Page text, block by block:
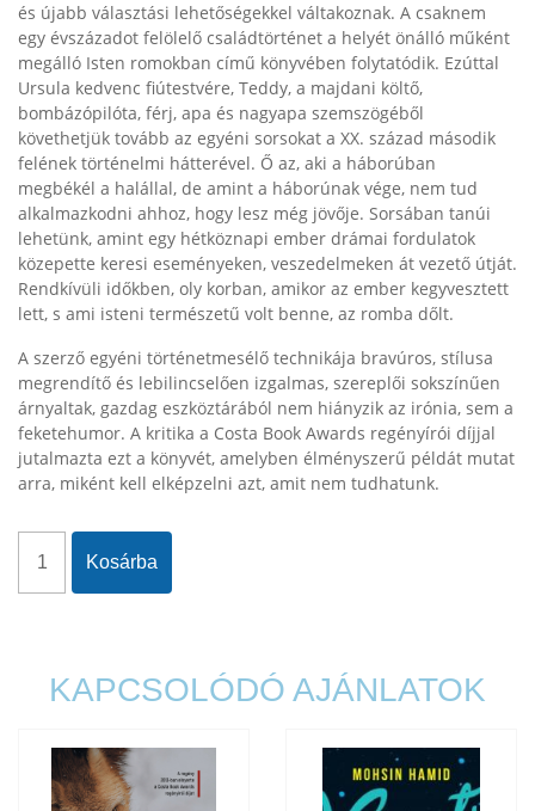
és újabb választási lehetőségekkel váltakoznak. A csaknem
egy évszázadot felölelő családtörténet a helyét önálló műként
megálló Isten romokban című könyvében folytatódik. Ezúttal
Ursula kedvenc fiútestvére, Teddy, a majdani költő,
bombázópilóta, férj, apa és nagyapa szemszögéből
követhetjük tovább az egyéni sorsokat a XX. század második
felének történelmi hátterével. Ő az, aki a háborúban
megbékél a halállal, de amint a háborúnak vége, nem tud
alkalmazkodni ahhoz, hogy lesz még jövője. Sorsában tanúi
lehetünk, amint egy hétköznapi ember drámai fordulatok
közepette keresi eseményeken, veszedelmeken át vezető útját.
Rendkívüli időkben, oly korban, amikor az ember kegyvesztett
lett, s ami isteni természetű volt benne, az romba dőlt.
A szerző egyéni történetmesélő technikája bravúros, stílusa
megrendítő és lebilincselően izgalmas, szereplői sokszínűen
árnyaltak, gazdag eszköztárából nem hiányzik az irónia, sem a
feketehumor. A kritika a Costa Book Awards regényírói díjjal
jutalmazta ezt a könyvét, amelyben élményszerű példát mutat
arra, miként kell elképzelni azt, amit nem tudhatunk.
Kosárba
KAPCSOLÓDÓ AJÁNLATOK